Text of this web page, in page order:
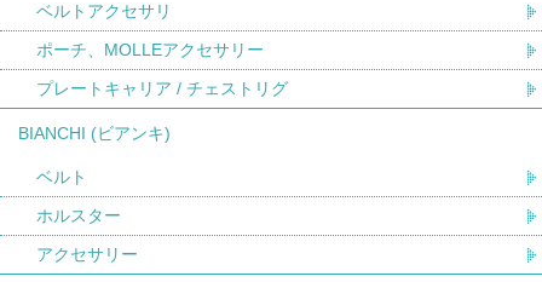
ベルトアクセサリ
ポーチ、MOLLEアクセサリー
プレートキャリア / チェストリグ
BIANCHI (ビアンキ)
ベルト
ホルスター
アクセサリー